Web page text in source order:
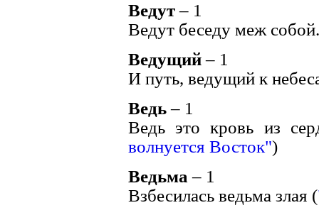
Ведут– 1
Ведут беседу меж
Ведущий– 1
И путь, ведущий к
Ведь– 1
Ведь это кровь из
волнуется Восток")
Ведьма – 1
Взбесилась ведьма злая (